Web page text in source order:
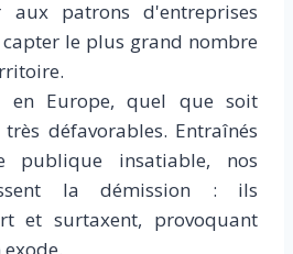
patrons d'entreprises
le plus grand nombre
en Europe, quel que soit
défavorables. Entraînés
publique insatiable, nos
la démission : ils
et surtaxent, provoquant